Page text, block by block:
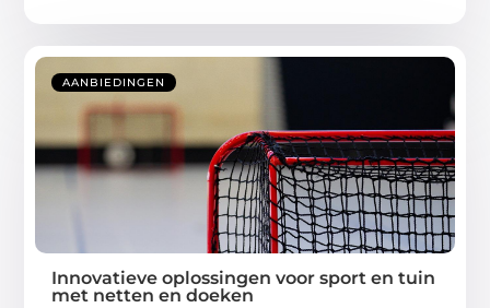
AANBIEDINGEN
Innovatieve oplossingen voor sport en tuin
met netten en doeken